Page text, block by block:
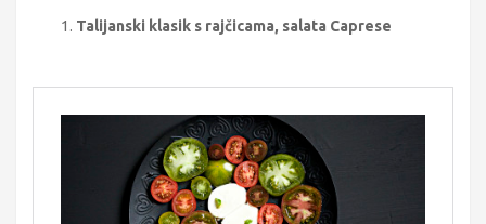
Talijanski klasik s rajčicama, salata Caprese